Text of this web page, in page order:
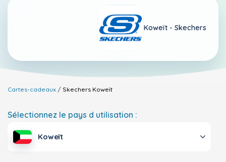
Koweït - Skechers
Cartes-cadeaux Skechers Koweït
Sélectionnez le pays d utilisation :
Koweït